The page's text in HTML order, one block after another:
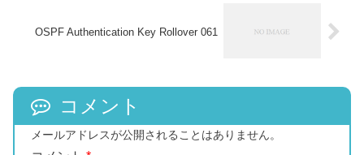
OSPF Authentication Key Rollover 061
コメント
メールアドレスが公開されることはありません。